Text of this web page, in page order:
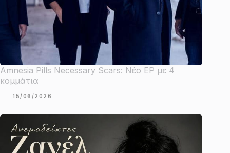
Amnesia Pills Necessary Scars: Νέο EP με 4
κομμάτια
15/06/2026